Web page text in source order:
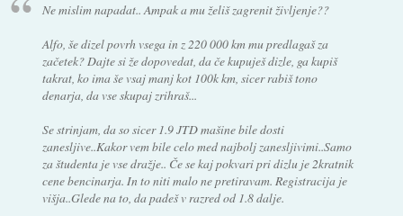
Ne mislim napadat.. Ampak a mu želiš zagrenit življenje??
Alfo, še dizel povrh vsega in z 220 000 km mu predlagaš za
začetek? Dajte si že dopovedat, da če kupuješ dizle, ga kupiš
takrat, ko ima še vsaj manj kot 100k km, sicer rabiš tono
denarja, da vse skupaj zrihraš...
Se strinjam, da so sicer 1.9 JTD mašine bile dosti
zanesljive..Kakor vem bile celo med najbolj zanesljivimi..Samo
za študenta je vse dražje.. Če se kaj pokvari pri dizlu je 2kratnik
cene bencinarja. In to niti malo ne pretiravam. Registracija je
višja..Glede na to, da padeš v razred od 1.8 dalje.